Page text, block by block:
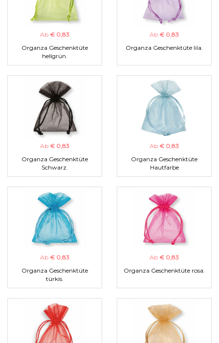
Ab € 0,83
Organza Geschenktüte
hellgrün.
Ab € 0,83
Organza Geschenktüte lila.
Ab € 0,83
Organza Geschenktüte
Schwarz.
Ab € 0,83
Organza Geschenktüte
Hautfarbe
Ab € 0,83
Organza Geschenktüte
türkis.
Ab € 0,83
Organza Geschenktüte rosa.